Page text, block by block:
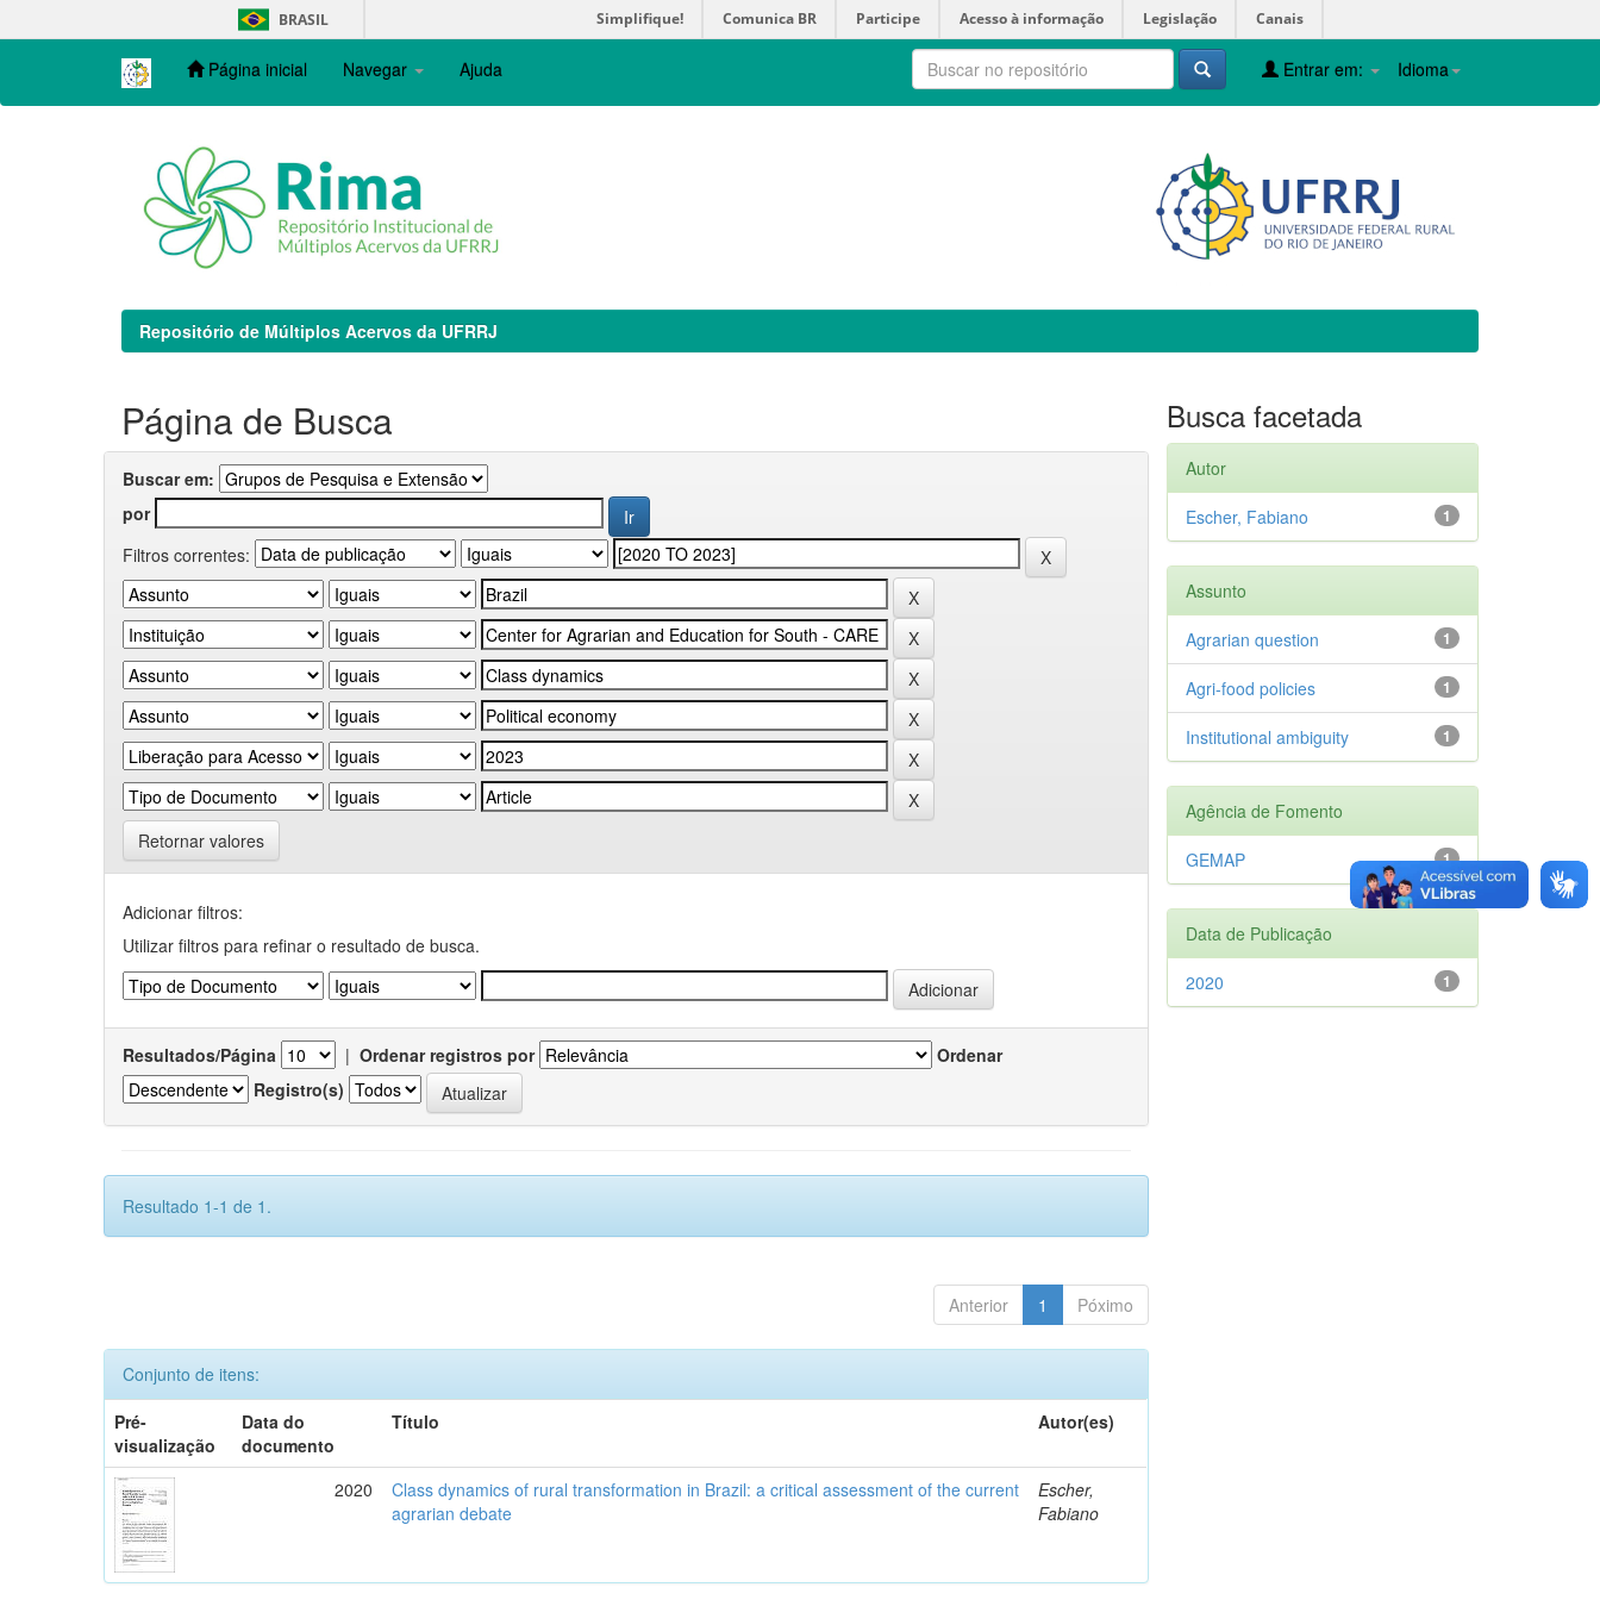
navigation
BRASIL Simplifique! Comunica BR Participe Acesso à informação Legislação Canais
Página inicial Navegar Ajuda Idioma
Entrar em:
Repositório de Múltiplos Acervos da UFRRJ
Página de Busca
Buscar em:
por
Filtros correntes:
Retornar valores
Adicionar filtros:
Utilizar filtros para refinar o resultado de busca.
Resultados/Página | Ordenar registros por
Ordenar
Registro(s)
Resultado 1-1 de 1.
Anterior 1 Póximo
Conjunto de itens:
Pré-
visualização
Data do
documento
Título Autor(es)
2020
Class dynamics of rural transformation in Brazil: a critical assessment of the current
agrarian debate
Escher,
Fabiano
Busca facetada
Autor
1
Escher, Fabiano
Assunto
1
Agrarian question
1
Agri-food policies
1
Institutional ambiguity
Agência de Fomento
1
GEMAP
Data de Publicação
1
2020